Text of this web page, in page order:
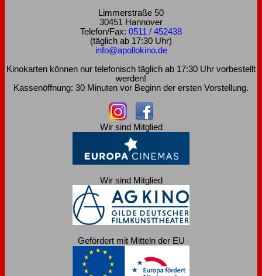
Limmerstraße 50
30451 Hannover
Telefon/Fax: 0511 / 452438
(täglich ab 17:30 Uhr)
info@apollokino.de
Kinokarten können nur telefonisch täglich ab 17:30 Uhr vorbestellt
werden!
Kassenöffnung: 30 Minuten vor Beginn der ersten Vorstellung.
Wir sind Mitglied
Wir sind Mitglied
Gefördert mit Mitteln der EU